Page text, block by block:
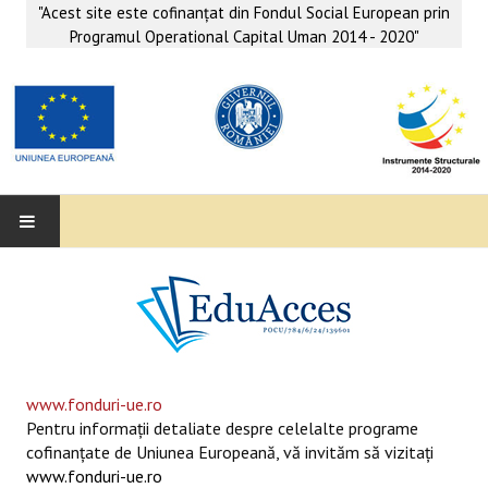
"Acest site este cofinanţat din Fondul Social European prin
Programul Operational Capital Uman 2014 - 2020"
SUPORT EDUCAȚIONAL MATEMATICĂ- INFORMATICĂ
SERVICII PSIHO-SOCIALE
www.fonduri-ue.ro
Pentru informaţii detaliate despre celelalte programe
cofinanţate de Uniunea Europeană, vă invităm să vizitaţi
www.fonduri-ue.ro